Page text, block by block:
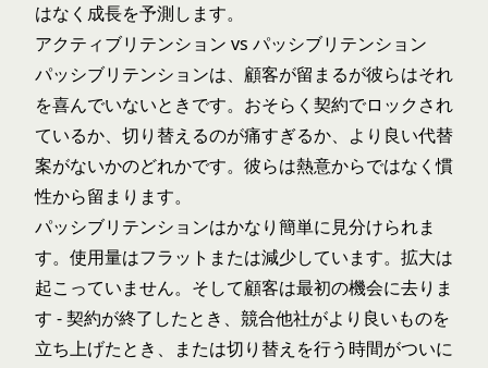
はなく成長を予測します。
アクティブリテンション vs パッシブリテンション
パッシブリテンションは、顧客が留まるが彼らはそれ
を喜んでいないときです。おそらく契約でロックされ
ているか、切り替えるのが痛すぎるか、より良い代替
案がないかのどれかです。彼らは熱意からではなく慣
性から留まります。
パッシブリテンションはかなり簡単に見分けられま
す。使用量はフラットまたは減少しています。拡大は
起こっていません。そして顧客は最初の機会に去りま
す - 契約が終了したとき、競合他社がより良いものを
立ち上げたとき、または切り替えを行う時間がついに